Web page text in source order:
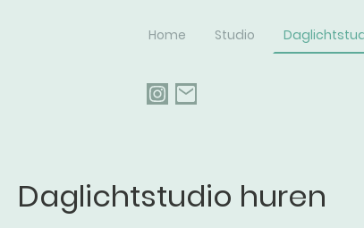
Home Studio
Daglichtstudio huren